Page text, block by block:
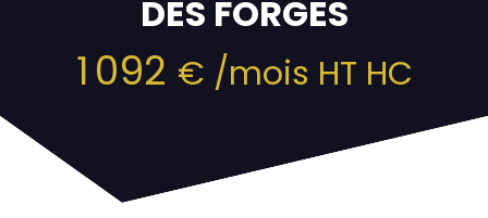
DES FORGES
1 092 € /mois HT HC